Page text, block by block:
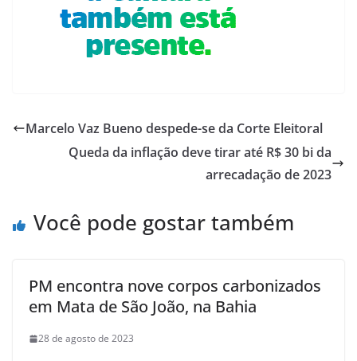
Marcelo Vaz Bueno despede-se da Corte Eleitoral
Queda da inflação deve tirar até R$ 30 bi da
arrecadação de 2023
Você pode gostar também
PM encontra nove corpos carbonizados
em Mata de São João, na Bahia
28 de agosto de 2023